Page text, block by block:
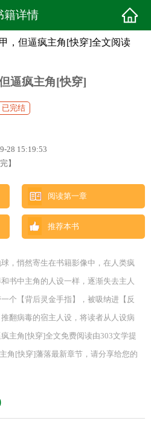
籍详情
，但逼疯主角[快穿]全文阅读
逼疯主角[快穿]
已完结
28 15:19:53
】
阅读第一章
推荐本书
，悄然寄生在书籍影像中，在人类疯
书中主角的人设一样，逐渐失去主人
个【背后灵金手指】，被吸纳进【反
翻病毒的宿主人设，将读者从人设病
主角[快穿]全文免费阅读由303文学提
角[快穿]藩落最新章节，请分享给您的